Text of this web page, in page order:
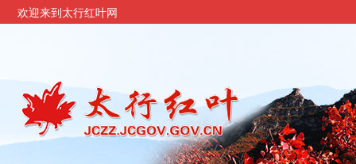
欢迎来到太行红叶网